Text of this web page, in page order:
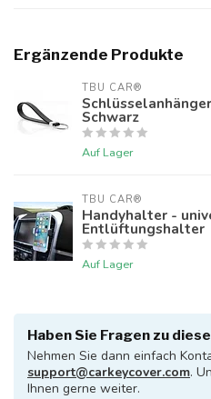
Ergänzende Produkte
TBU CAR®
Schwarz
Auf Lager
TBU CAR®
Handyhalter -
Entlüftungshalter
Auf Lager
Haben Sie Fragen zu
Nehmen Sie dann einfach
support@carkeycover.com.
Ihnen gerne weiter.